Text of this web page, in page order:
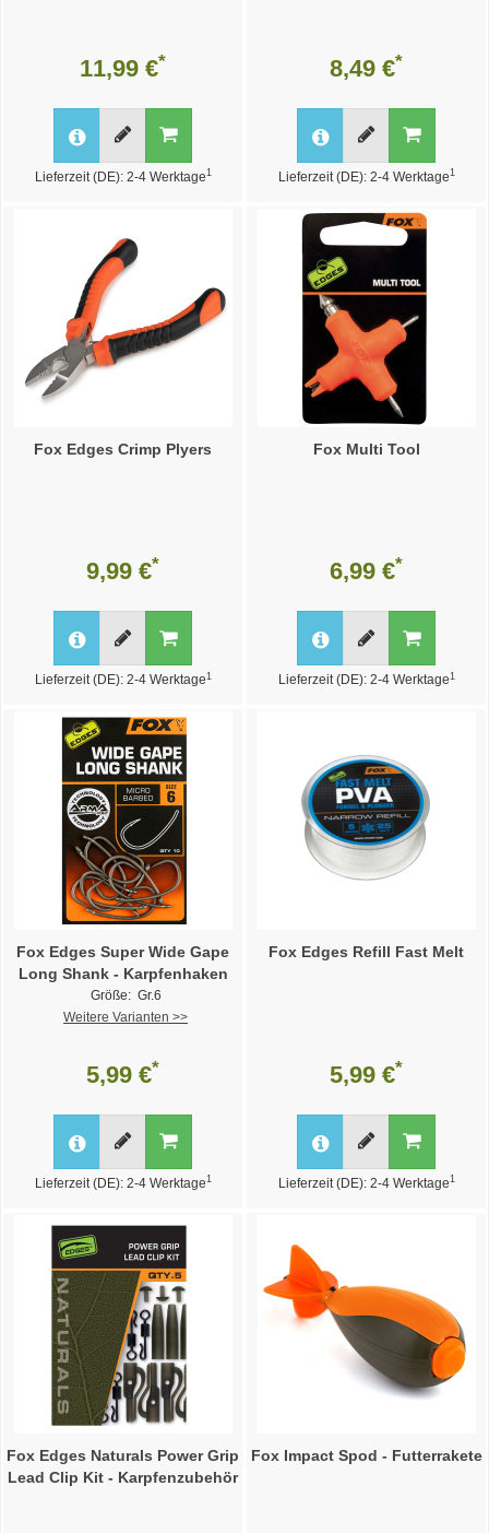
11,99 €*
Lieferzeit (DE): 2-4 Werktage1
8,49 €*
Lieferzeit (DE): 2-4 Werktage1
Fox Edges Crimp Plyers
9,99 €*
Lieferzeit (DE): 2-4 Werktage 1
Fox Multi Tool
6,99 €*
Lieferzeit (DE): 2-4 Werktage 1
Fox Edges Super Wide Gape
Long Shank - Karpfenhaken
Größe: Gr.6
Weitere Varianten >>
5,99 €*
Lieferzeit (DE): 2-4 Werktage1
Fox Edges Refill Fast Melt
5,99 €*
Lieferzeit (DE): 2-4 Werktage1
Fox Edges Naturals Power Grip
Lead Clip Kit - Karpfenzubehör
Fox Impact Spod - Futterrakete